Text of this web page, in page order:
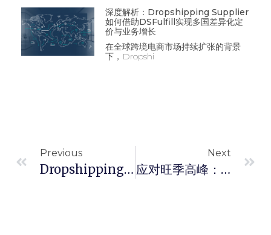
深度解析：Dropshipping Supplier
如何借助DSFulfill实现多国差异化定
价与业务增长
在全球跨境电商市场持续扩张的背景
下，Dropshi
Previous
Dropshipping物流全攻略：如何缩短发货时间？
Next
应对旺季高峰：Dropshipping代理商的运营技巧